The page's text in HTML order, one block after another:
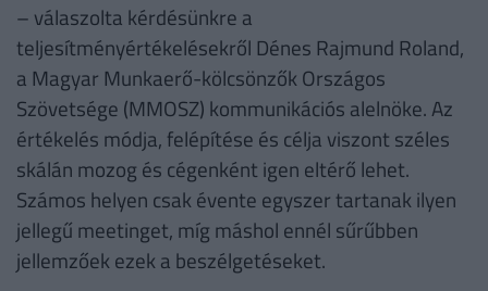
– válaszolta kérdésünkre a
teljesítményértékelésekről Dénes Rajmund Roland,
a Magyar Munkaerő-kölcsönzők Országos
Szövetsége (MMOSZ) kommunikációs alelnöke. Az
értékelés módja, felépítése és célja viszont széles
skálán mozog és cégenként igen eltérő lehet.
Számos helyen csak évente egyszer tartanak ilyen
jellegű meetinget, míg máshol ennél sűrűbben
jellemzőek ezek a beszélgetéseket.